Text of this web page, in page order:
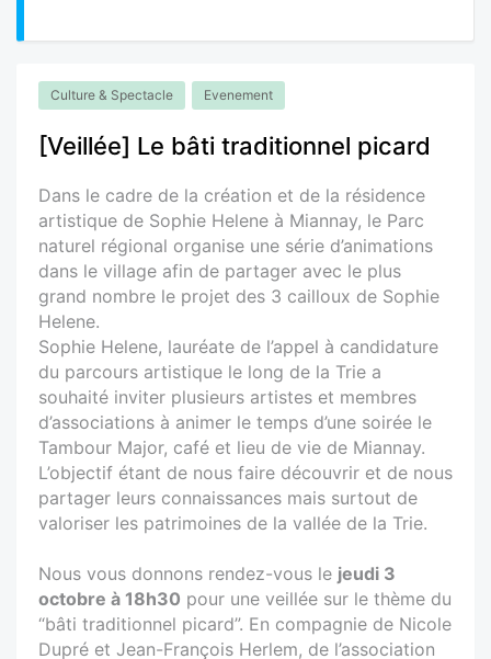
Culture & Spectacle Evenement
[Veillée] Le bâti traditionnel picard
Dans le cadre de la création et de la résidence
artistique de Sophie Helene à Miannay, le Parc
naturel régional organise une série d’animations
dans le village afin de partager avec le plus
grand nombre le projet des 3 cailloux de Sophie
Helene.
Sophie Helene, lauréate de l’appel à candidature
du parcours artistique le long de la Trie a
souhaité inviter plusieurs artistes et membres
d’associations à animer le temps d’une soirée le
Tambour Major, café et lieu de vie de Miannay.
L’objectif étant de nous faire découvrir et de nous
partager leurs connaissances mais surtout de
valoriser les patrimoines de la vallée de la Trie.
Nous vous donnons rendez-vous le jeudi 3
octobre à 18h30 pour une veillée sur le thème du
“bâti traditionnel picard”. En compagnie de Nicole
Dupré et Jean-François Herlem, de l’association